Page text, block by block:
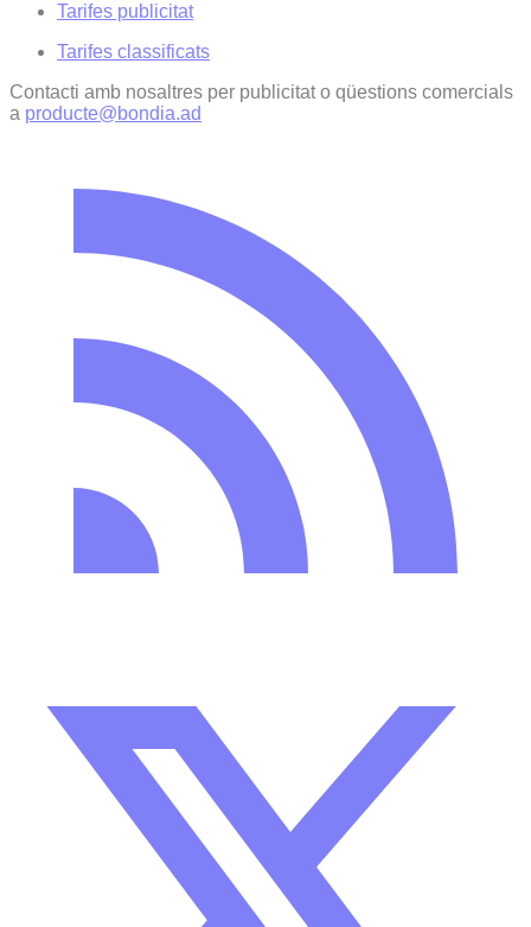
Tarifes publicitat
Tarifes classificats
Contacti amb nosaltres per publicitat o qüestions comercials
a producte@bondia.ad